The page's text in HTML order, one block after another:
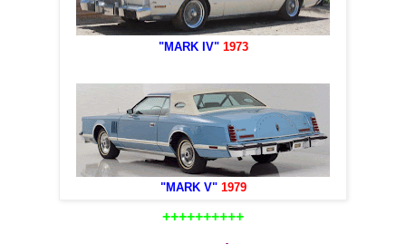
"MARK IV" 1973
"MARK V" 1979
++++++++++